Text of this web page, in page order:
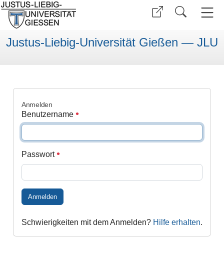
Justus-Liebig-Universität Gießen — JLU
Anmelden
Benutzername
Passwort
Anmelden
Schwierigkeiten mit dem Anmelden? Hilfe erhalten.